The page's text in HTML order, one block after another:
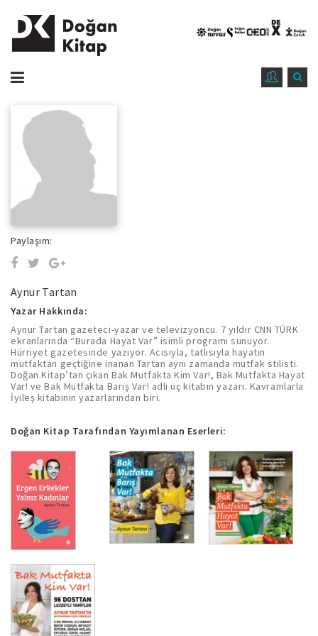
Paylaşım:
Aynur Tartan
Yazar Hakkında:
Aynur Tartan gazeteci-yazar ve televizyoncu. 7 yıldır CNN TÜRK
ekranlarında “Burada Hayat Var” isimli programı sunuyor.
Hürriyet gazetesinde yazıyor. Acısıyla, tatlısıyla hayatın
mutfaktan geçtiğine inanan Tartan aynı zamanda mutfak stilisti.
Doğan Kitap’tan çıkan Bak Mutfakta Kim Var!, Bak Mutfakta Hayat
Var! ve Bak Mutfakta Barış Var! adlı üç kitabın yazarı. Kavramlarla
İyileş kitabının yazarlarından biri.
Doğan Kitap Tarafından Yayımlanan Eserleri: